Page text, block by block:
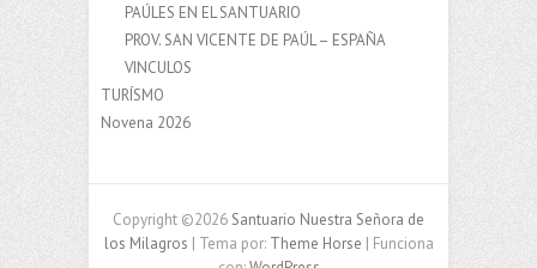
PAÚLES EN EL SANTUARIO
PROV. SAN VICENTE DE PAÚL – ESPAÑA
VINCULOS
TURÍSMO
Novena 2026
Copyright ©2026 Santuario Nuestra Señora de
los Milagros | Tema por: Theme Horse | Funciona